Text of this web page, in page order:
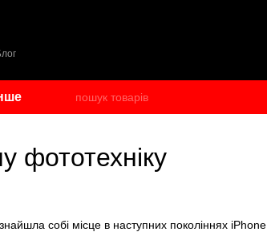
фототехніку
собі місце в наступних поколіннях iPhone.